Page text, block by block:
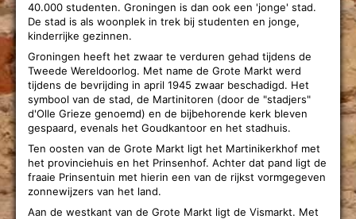
40.000 studenten. Groningen is dan ook een 'jonge' stad.
De stad is als woonplek in trek bij studenten en jonge,
kinderrijke gezinnen.
Groningen heeft het zwaar te verduren gehad tijdens de
Tweede Wereldoorlog. Met name de Grote Markt werd
tijdens de bevrijding in april 1945 zwaar beschadigd. Het
symbool van de stad, de Martinitoren (door de "stadjers"
d'Olle Grieze genoemd) en de bijbehorende kerk bleven
gespaard, evenals het Goudkantoor en het stadhuis.
Ten oosten van de Grote Markt ligt het Martinikerkhof met
het provinciehuis en het Prinsenhof. Achter dat pand ligt de
fraaie Prinsentuin met hierin een van de rijkst vormgegeven
zonnewijzers van het land.
Aan de westkant van de Grote Markt ligt de Vismarkt. Met